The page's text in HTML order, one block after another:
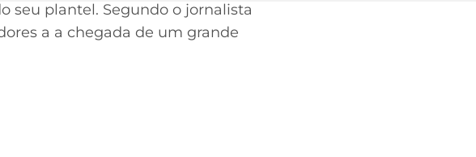
seu plantel. Segundo o jornalista
a a chegada de um grande